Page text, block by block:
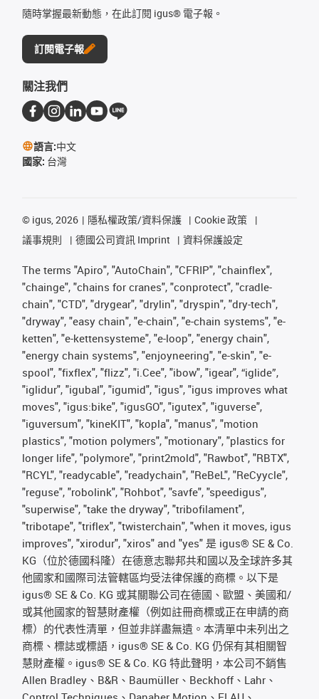
隨時掌握最新動態，在此訂閱 igus® 電子報。
訂閱電子報
關注我們
語言:中文
國家: 台灣
© igus, 2026 隱私權政策/資料保護
Cookie 政策
議事規則
德國公司資訊 Imprint 資料保護設定
The terms "Apiro", "AutoChain", "CFRIP", "chainflex",
"chainge", "chains for cranes", "conprotect", "cradle-
chain", "CTD", "drygear", "drylin", "dryspin", "dry-tech",
"dryway", "easy chain", "e-chain", "e-chain systems", "e-
ketten", "e-kettensysteme", "e-loop", "energy chain",
"energy chain systems", "enjoyneering", "e-skin", "e-
spool", "fixflex", "flizz", "i.Cee", "ibow", "igear", “iglide”,
"iglidur", "igubal", "igumid", "igus", "igus improves what
moves", "igus:bike", "igusGO", "igutex", "iguverse",
"iguversum", "kineKIT", "kopla", "manus", "motion
plastics", "motion polymers", "motionary", "plastics for
longer life", "polymore", "print2mold", "Rawbot", "RBTX",
"RCYL", "readycable", "readychain", "ReBeL", "ReCyycle",
"reguse", "robolink", "Rohbot", "savfe", "speedigus",
"superwise", "take the dryway", "tribofilament",
"tribotape", "triflex", "twisterchain", "when it moves, igus
improves", "xirodur", "xiros" and "yes" 是 igus® SE & Co.
KG（位於德國科隆）在德意志聯邦共和國以及全球許多其
他國家和國際司法管轄區均受法律保護的商標。以下是
igus® SE & Co. KG 或其關聯公司在德國、歐盟、美國和/
或其他國家的智慧財產權（例如註冊商標或正在申請的商
標）的代表性清單，但並非詳盡無遺。本清單中未列出之
商標、標誌或標語，igus® SE & Co. KG 仍保有其相關智
慧財產權。igus® SE & Co. KG 特此聲明，本公司不銷售
Allen Bradley、B&R、Baumüller、Beckhoff、Lahr、